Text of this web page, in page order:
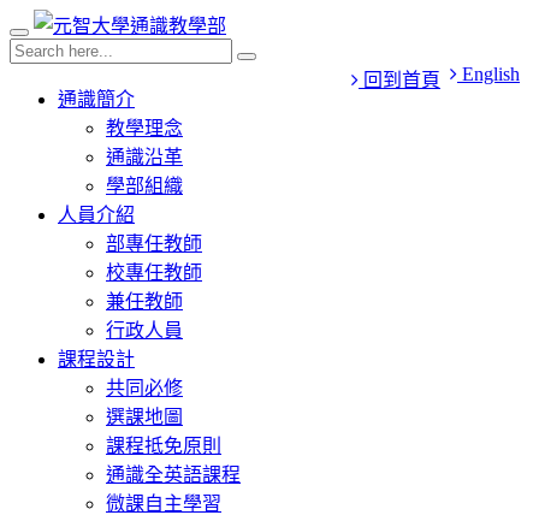
English
回到首頁
通識簡介
教學理念
通識沿革
學部組織
人員介紹
部專任教師
校專任教師
兼任教師
行政人員
課程設計
共同必修
選課地圖
課程抵免原則
通識全英語課程
微課自主學習